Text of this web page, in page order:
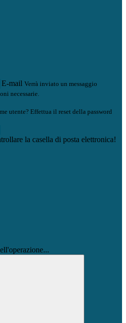
E-mail Verrà inviato un messaggio
necessarie.
utente? Effettua il reset della password
la casella di posta elettronica!